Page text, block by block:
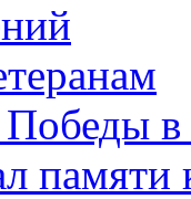
Победы
памяти